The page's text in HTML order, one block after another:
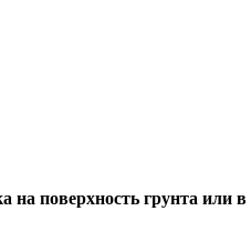
на поверхность грунта или